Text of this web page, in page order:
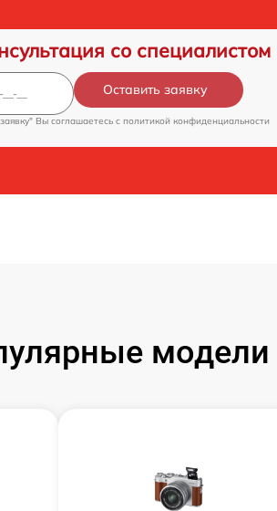
со специалистом
Оставить заявку
Вы соглашаетесь c политикой конфиденциальности
модели